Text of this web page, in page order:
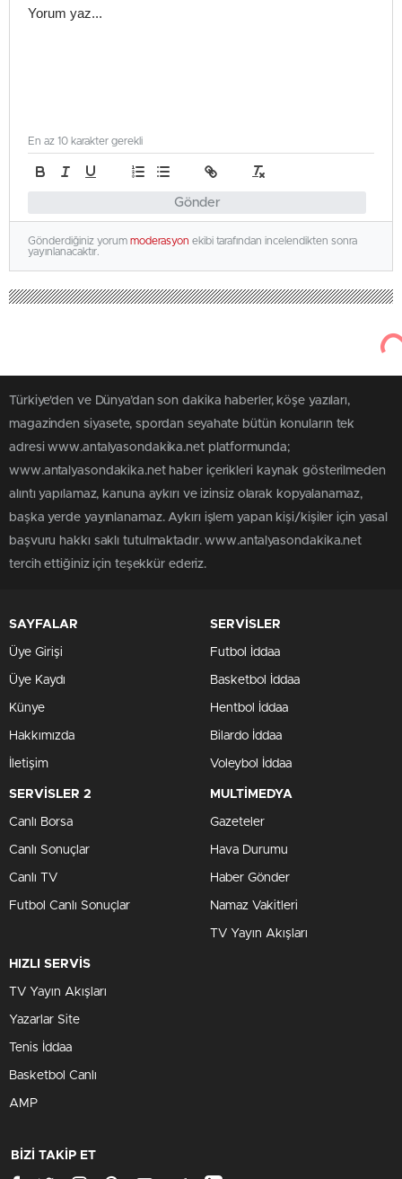
Gönder
En az 10 karakter gerekli
Gönderdiğiniz yorum moderasyon ekibi tarafından incelendikten sonra
yayınlanacaktır.
Türkiye'den ve Dünya’dan son dakika haberler, köşe yazıları,
magazinden siyasete, spordan seyahate bütün konuların tek
adresi www.antalyasondakika.net platformunda;
www.antalyasondakika.net haber içerikleri kaynak gösterilmeden
alıntı yapılamaz, kanuna aykırı ve izinsiz olarak kopyalanamaz,
başka yerde yayınlanamaz. Aykırı işlem yapan kişi/kişiler için yasal
başvuru hakkı saklı tutulmaktadır. www.antalyasondakika.net
tercih ettiğiniz için teşekkür ederiz.
SAYFALAR
Üye Girişi
Üye Kaydı
Künye
Hakkımızda
İletişim
SERVİSLER
Futbol İddaa
Basketbol İddaa
Hentbol İddaa
Bilardo İddaa
Voleybol İddaa
SERVİSLER 2
Canlı Borsa
Canlı Sonuçlar
Canlı TV
Futbol Canlı Sonuçlar
MULTİMEDYA
Gazeteler
Hava Durumu
Haber Gönder
Namaz Vakitleri
TV Yayın Akışları
HIZLI SERVİS
TV Yayın Akışları
Yazarlar Site
Tenis İddaa
Basketbol Canlı
AMP
BİZİ TAKİP ET